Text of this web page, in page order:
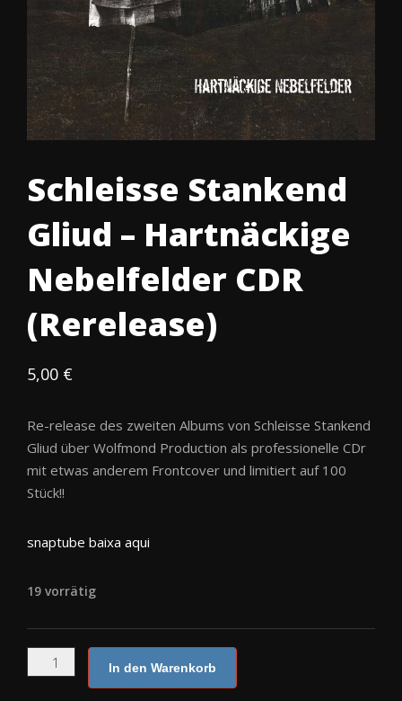
Schleisse Stankend
Gliud – Hartnäckige
Nebelfelder CDR
(Rerelease)
5,00 €
Re-release des zweiten Albums von Schleisse Stankend
Gliud über Wolfmond Production als professionelle CDr
mit etwas anderem Frontcover und limitiert auf 100
Stück!!
snaptube baixa aqui
19 vorrätig
Schleisse
Stankend
In den Warenkorb